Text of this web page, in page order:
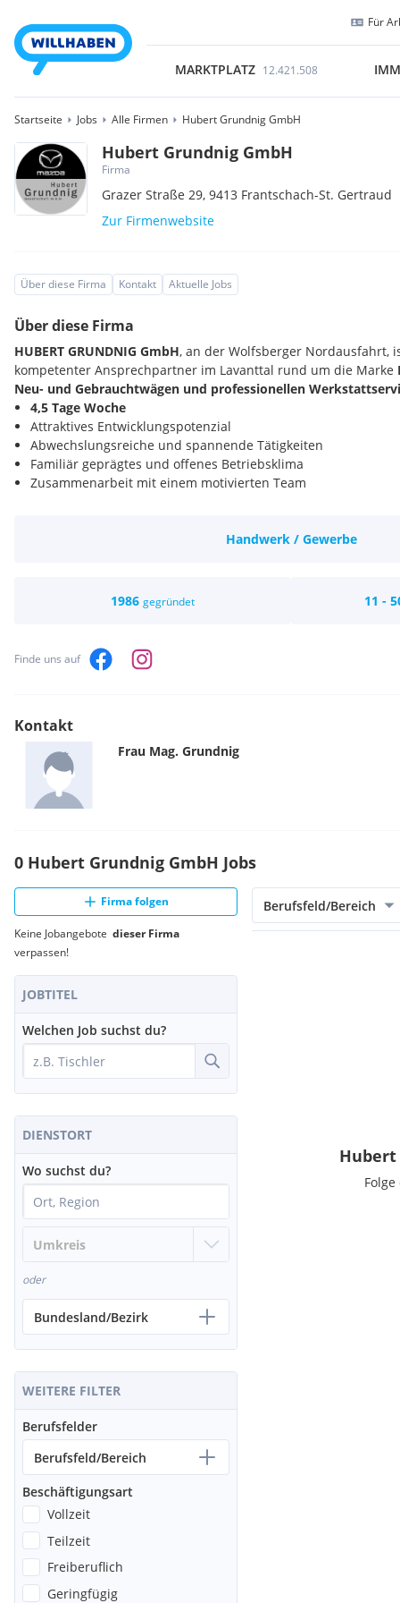
Für
MARKTPLATZ 12.421.508
Startseite Jobs Alle Firmen Hubert Grundnig GmbH
Hubert Grundnig GmbH
Firma
Grazer Straße 29,9413 Frantschach-St. Gertraud
Zur Firmenwebsite
Über diese Firma Kontakt Aktuelle Jobs
Über diese Firma
HUBERT GRUNDNIG GmbH, an der Wolfsberger Nordausfahrt,
kompetenter Ansprechpartner im Lavanttal rund um die Marke
Neu- und Gebrauchtwägen und professionellen
4,5 Tage Woche
Attraktives Entwicklungspotenzial
Abwechslungsreiche und spannende Tätigkeiten
Familiär geprägtes und offenes Betriebsklima
Zusammenarbeit mit einem motivierten Team
Handwerk / Gewerbe
1986 gegründet 11 -
Finde uns auf
Kontakt
Frau Mag. Grundnig
0 Hubert Grundnig GmbH Jobs
Firma folgen
Keine Jobangebote dieser Firma
verpassen!
JOBTITEL
Welchen Job suchst du?
DIENSTORT
Wo suchst du?
oder
Bundesland/Bezirk
WEITERE FILTER
Berufsfelder
Berufsfeld/Bereich
Beschäftigungsart
Vollzeit
Teilzeit
Freiberuflich
Geringfügig
Berufsfeld/Bereich
Hubert